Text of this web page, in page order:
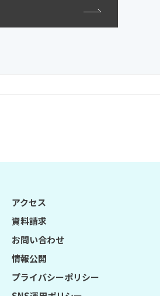
アクセス
資料請求
お問い合わせ
情報公開
プライバシーポリシー